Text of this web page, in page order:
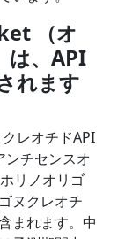
（オ
は、API
れます
レオチドAPI
ンチセンスオ
リノオリゴ
ヌクレオチ
まれます。中